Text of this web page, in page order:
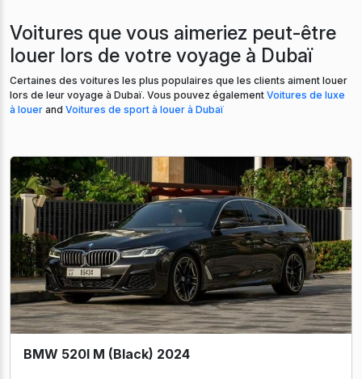
Voitures que vous aimeriez peut-être
louer lors de votre voyage à Dubaï
Certaines des voitures les plus populaires que les clients aiment louer
lors de leur voyage à Dubaï. Vous pouvez également Voitures de luxe
à louer and Voitures de sport à louer à Dubaï
BMW 520I M (Black) 2024